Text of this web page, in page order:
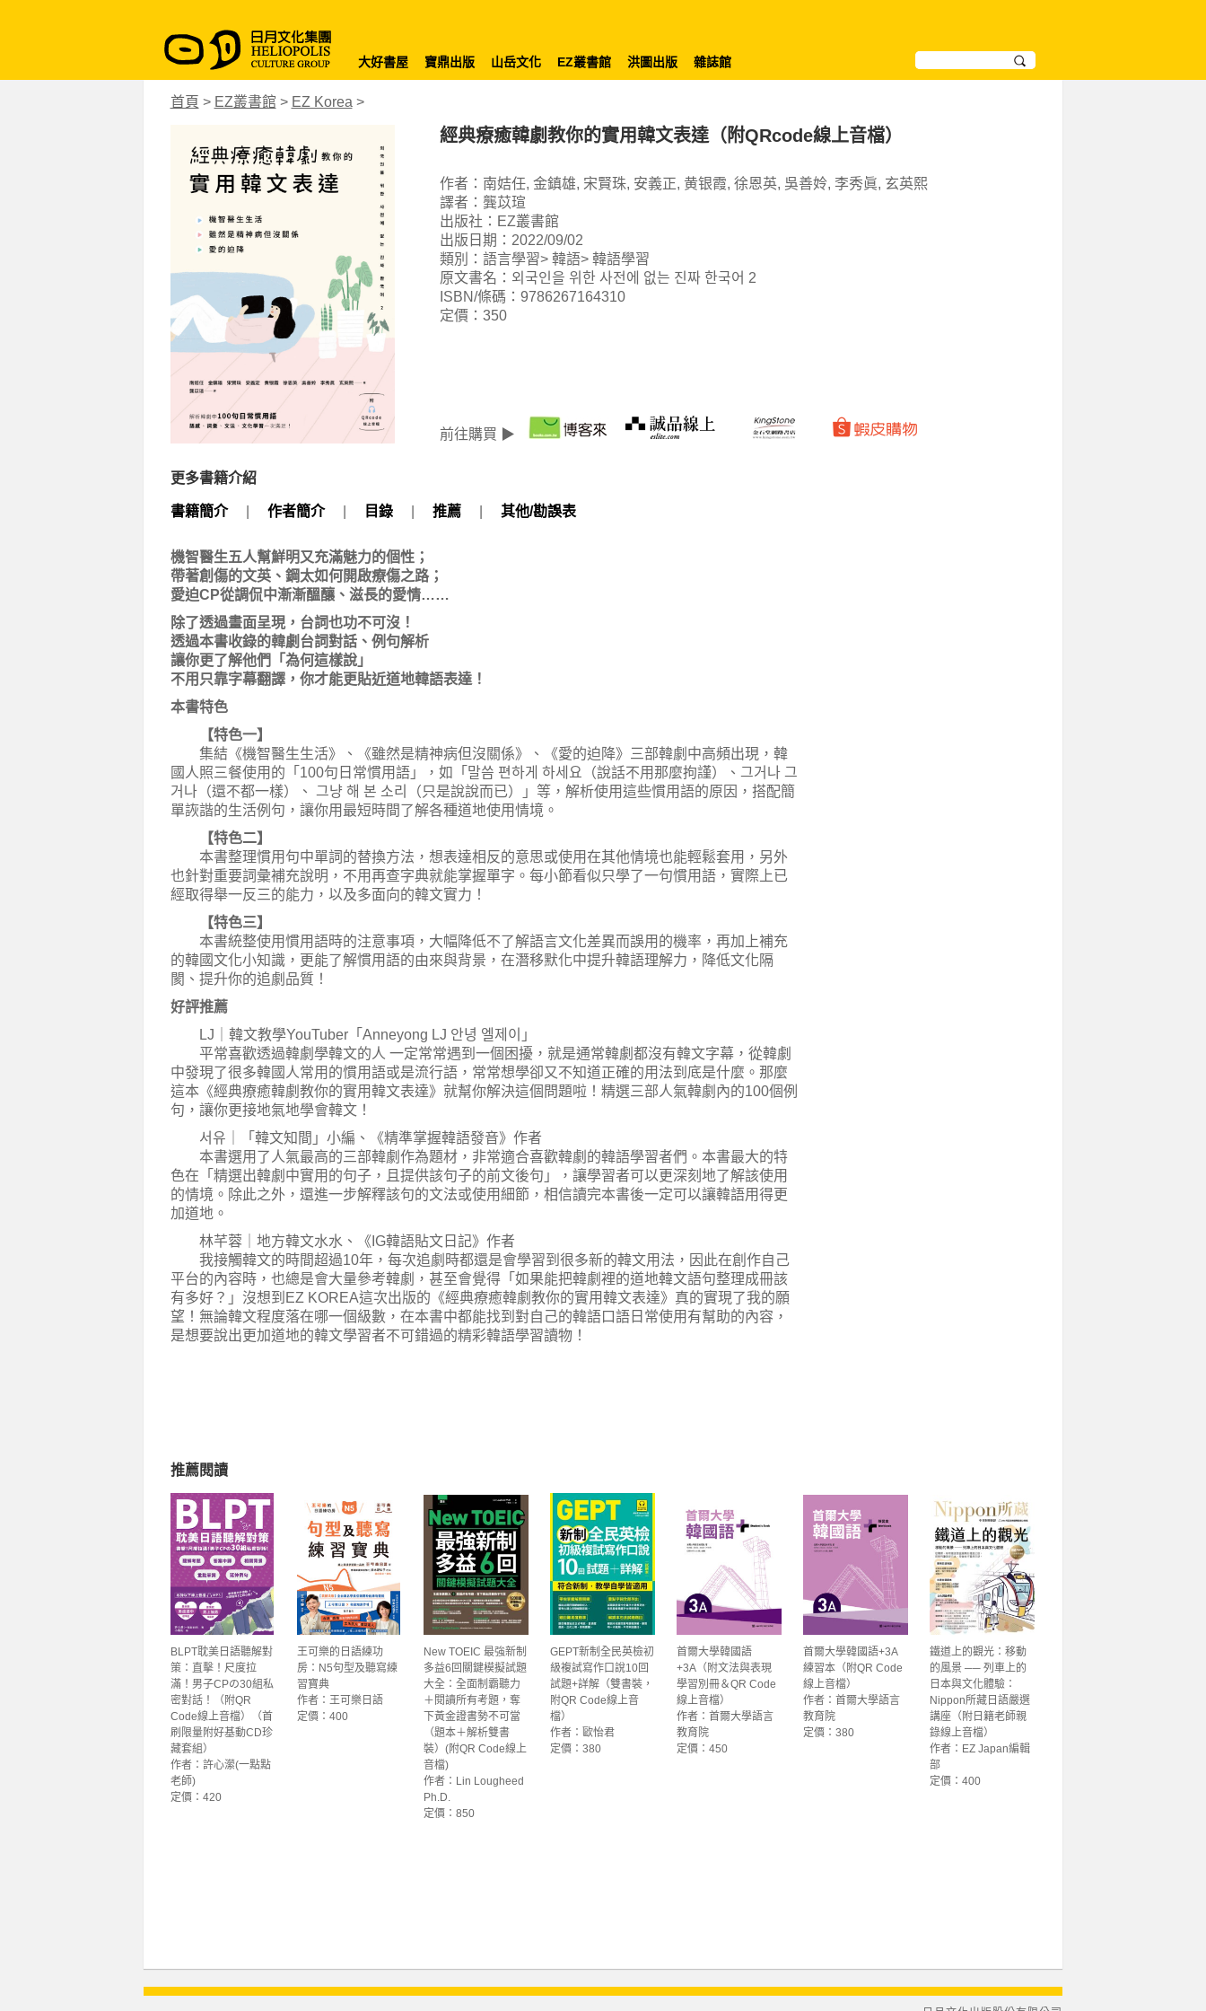
大好書屋 寶鼎出版 山岳文化 EZ叢書館 洪圖出版 雜誌館
首頁 > EZ叢書館 > EZ Korea >
經典療癒韓劇教你的實用韓文表達（附QRcode線上音檔）
作者：南姞任, 金鎮雄, 宋賢珠, 安義正, 黄银霞, 徐恩英, 吳善姈, 李秀眞, 玄英熙
譯者：龔苡瑄
出版社：EZ叢書館
出版日期：2022/09/02
類別：語言學習> 韓語> 韓語學習
原文書名：외국인을 위한 사전에 없는 진짜 한국어 2
ISBN/條碼：9786267164310
定價：350
前往購買 ▶
更多書籍介紹
書籍簡介 作者簡介 目錄 推薦 其他/勘誤表
機智醫生五人幫鮮明又充滿魅力的個性；
帶著創傷的文英、鋼太如何開啟療傷之路；
愛迫CP從調侃中漸漸醞釀、滋長的愛情……
除了透過畫面呈現，台詞也功不可沒！
透過本書收錄的韓劇台詞對話、例句解析
讓你更了解他們「為何這樣說」
不用只靠字幕翻譯，你才能更貼近道地韓語表達！
本書特色
【特色一】
集結《機智醫生生活》、《雖然是精神病但沒關係》、《愛的迫降》三部韓劇中高頻出現，韓
國人照三餐使用的「100句日常慣用語」，如「말씀 편하게 하세요（說話不用那麼拘謹）、그거나 그
거나（還不都一樣）、 그냥 해 본 소리（只是說說而已）」等，解析使用這些慣用語的原因，搭配簡
單詼諧的生活例句，讓你用最短時間了解各種道地使用情境。
【特色二】
本書整理慣用句中單詞的替換方法，想表達相反的意思或使用在其他情境也能輕鬆套用，另外
也針對重要詞彙補充說明，不用再查字典就能掌握單字。每小節看似只學了一句慣用語，實際上已
經取得舉一反三的能力，以及多面向的韓文實力！
【特色三】
本書統整使用慣用語時的注意事項，大幅降低不了解語言文化差異而誤用的機率，再加上補充
的韓國文化小知識，更能了解慣用語的由來與背景，在潛移默化中提升韓語理解力，降低文化隔
閡、提升你的追劇品質！
好評推薦
LJ｜韓文教學YouTuber「Anneyong LJ 안녕 엘제이」
平常喜歡透過韓劇學韓文的人 一定常常遇到一個困擾，就是通常韓劇都沒有韓文字幕，從韓劇
中發現了很多韓國人常用的慣用語或是流行語，常常想學卻又不知道正確的用法到底是什麼。那麼
這本《經典療癒韓劇教你的實用韓文表達》就幫你解決這個問題啦！精選三部人氣韓劇內的100個例
句，讓你更接地氣地學會韓文！
서유｜「韓文知間」小編、《精準掌握韓語發音》作者
本書選用了人氣最高的三部韓劇作為題材，非常適合喜歡韓劇的韓語學習者們。本書最大的特
色在「精選出韓劇中實用的句子，且提供該句子的前文後句」，讓學習者可以更深刻地了解該使用
的情境。除此之外，還進一步解釋該句的文法或使用細節，相信讀完本書後一定可以讓韓語用得更
加道地。
林芊蓉｜地方韓文水水、《IG韓語貼文日記》作者
我接觸韓文的時間超過10年，每次追劇時都還是會學習到很多新的韓文用法，因此在創作自己
平台的內容時，也總是會大量參考韓劇，甚至會覺得「如果能把韓劇裡的道地韓文語句整理成冊該
有多好？」沒想到EZ KOREA這次出版的《經典療癒韓劇教你的實用韓文表達》真的實現了我的願
望！無論韓文程度落在哪一個級數，在本書中都能找到對自己的韓語口語日常使用有幫助的內容，
是想要說出更加道地的韓文學習者不可錯過的精彩韓語學習讀物！
推薦閱讀
BLPT耽美日語聽解對
策：直擊！尺度拉
滿！男子CPの30組私
密對話！（附QR
Code線上音檔）（首
刷限量附好基動CD珍
藏套組）
作者：許心瀠(一點點
老師)
定價：420
王可樂的日語練功
房：N5句型及聽寫練
習寶典
作者：王可樂日語
定價：400
New TOEIC 最強新制
多益6回關鍵模擬試題
大全：全面制霸聽力
＋閱讀所有考題，奪
下黃金證書勢不可當
（題本＋解析雙書
裝）(附QR Code線上
音檔)
作者：Lin Lougheed
Ph.D.
定價：850
GEPT新制全民英檢初
級複試寫作口說10回
試題+詳解（雙書裝，
附QR Code線上音
檔）
作者：歐怡君
定價：380
首爾大學韓國語
+3A（附文法與表現
學習別冊＆QR Code
線上音檔）
作者：首爾大學語言
教育院
定價：450
首爾大學韓國語+3A
練習本（附QR Code
線上音檔）
作者：首爾大學語言
教育院
定價：380
鐵道上的觀光：移動
的風景 ── 列車上的
日本與文化體驗：
Nippon所藏日語嚴選
講座（附日籍老師親
錄線上音檔）
作者：EZ Japan編輯
部
定價：400